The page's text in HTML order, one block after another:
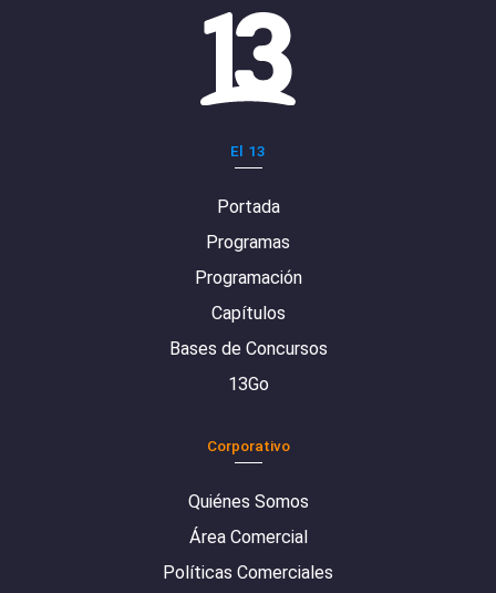
El 13
Portada
Programas
Programación
Capítulos
Bases de Concursos
13Go
Corporativo
Quiénes Somos
Área Comercial
Políticas Comerciales